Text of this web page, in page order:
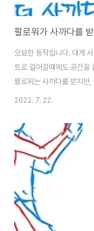
팔로워가 사까다를
오묘한 동작입니다. 대게
트로 걸어갈때에도 공간을
팔로워는 사까다를 받지만
그렇지만, 이 경우 리더는
2022. 7. 22.